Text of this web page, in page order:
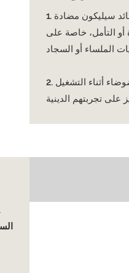
سيليكون مضادة
أو التأمل، خاصة على
أثناء التشغيل
الأرض لفترات طويلة. وهو مناسب بشكل خاص لكبار السن ومن يعانون من مشاكل في المفاصل.
2.